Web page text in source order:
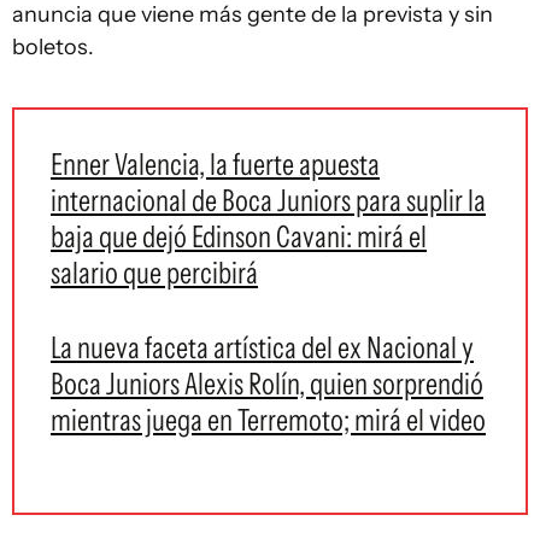
anuncia que viene más gente de la prevista y sin
boletos.
Enner Valencia, la fuerte apuesta
internacional de Boca Juniors para suplir la
baja que dejó Edinson Cavani: mirá el
salario que percibirá
La nueva faceta artística del ex Nacional y
Boca Juniors Alexis Rolín, quien sorprendió
mientras juega en Terremoto; mirá el video